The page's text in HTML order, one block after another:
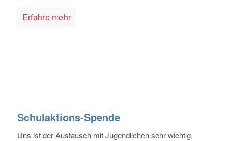
Erfahre mehr
Schulaktions-Spende
Uns ist der Austausch mit Jugendlichen sehr wichtig.